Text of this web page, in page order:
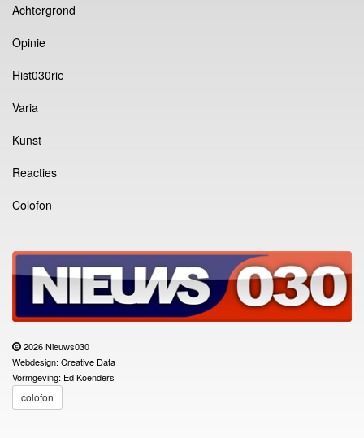
Achtergrond
Opinie
Hist030rie
Varia
Kunst
Reacties
Colofon
2026 Nieuws030
Webdesign: Creative Data
Vormgeving: Ed Koenders
colofon